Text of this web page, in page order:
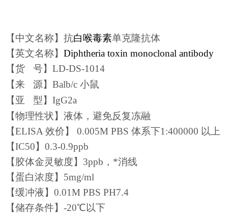
【中文名称】抗白喉毒素单克隆抗体
【英文名称】Diphtheria toxin monoclonal antibody
【货 号】LD-DS-1014
【来 源】Balb/c 小鼠
【亚 型 】IgG2a
【物理性状】液体，避免反复冻融
【ELISA 效价】 0.005M PBS 体系下1:400000 以上
【IC50】0.3-0.9ppb
【胶体金灵敏度】 3ppb，*消线
【蛋白浓度】 5mg/ml
【缓冲液】0.01M PBS PH7.4
【储存条件】-20℃以下